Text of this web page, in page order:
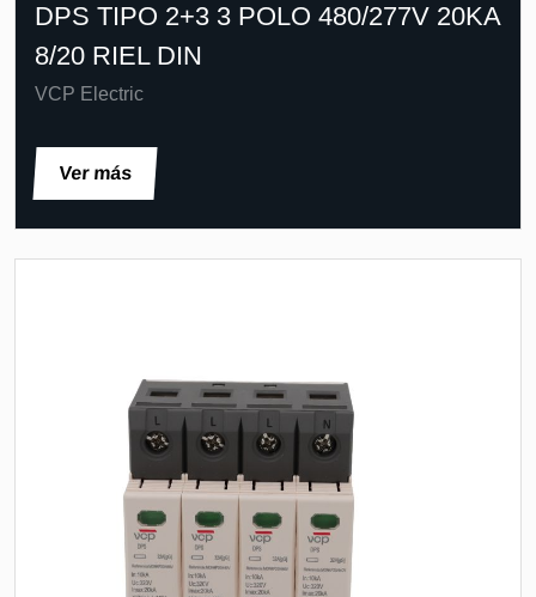
DPS TIPO 2+3 3 POLO 480/277V 20KA
8/20 RIEL DIN
VCP Electric
Ver más